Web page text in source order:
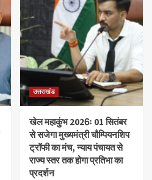
उत्तराखंड
खेल महाकुंभ 2026ः 01 सितंबर
से सजेगा मुख्यमंत्री चौम्पियनशिप
ट्रॉफी का मंच, न्याय पंचायत से
राज्य स्तर तक होगा प्रतिभा का
प्रदर्शन